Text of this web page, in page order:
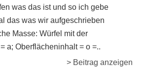
was das ist und so ich gebe
das was wir aufgeschrieben
Masse: Würfel mit der
a; Oberflächeninhalt = o =..
> Beitrag anzeigen